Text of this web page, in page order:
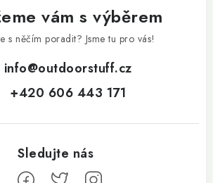
vám s výběrem
s něčím poradit? Jsme tu pro vás!
info@outdoorstuff.cz
+420 606 443 171